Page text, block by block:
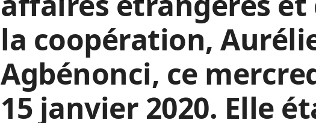
la coopération,
Agbénonci, ce
15 janvier 2020. Elle